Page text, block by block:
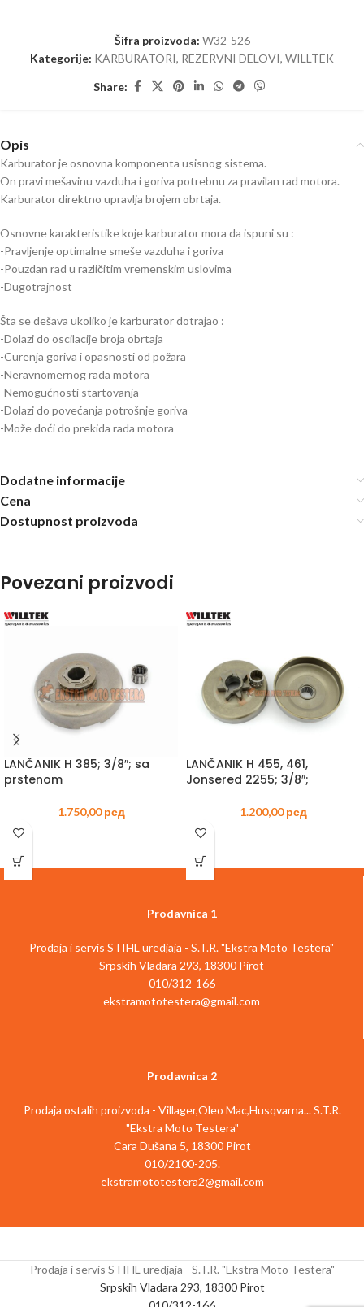
Šifra proizvoda: W32-526
Kategorije: KARBURATORI, REZERVNI DELOVI, WILLTEK
Share:
Opis
Karburator je osnovna komponenta usisnog sistema.
On pravi mešavinu vazduha i goriva potrebnu za pravilan rad motora.
Karburator direktno upravlja brojem obrtaja.
Osnovne karakteristike koje karburator mora da ispuni su :
-Pravljenje optimalne smeše vazduha i goriva
-Pouzdan rad u različitim vremenskim uslovima
-Dugotrajnost
Šta se dešava ukoliko je karburator dotrajao :
-Dolazi do oscilacije broja obrtaja
-Curenja goriva i opasnosti od požara
-Neravnomernog rada motora
-Nemogućnosti startovanja
-Dolazi do povećanja potrošnje goriva
-Može doći do prekida rada motora
Dodatne informacije
Cena
Dostupnost proizvoda
Povezani proizvodi
LANČANIK H 385; 3/8″; sa
prstenom
1.750,00рсд
LANČANIK H 455, 461,
Jonsered 2255; 3/8″;
1.200,00рсд
Prodavnica 1
Prodaja i servis STIHL uredjaja - S.T.R. "Ekstra Moto Testera"
Srpskih Vladara 293, 18300 Pirot
010/312-166
ekstramototestera@gmail.com
Prodavnica 2
Prodaja ostalih proizvoda - Villager,Oleo Mac,Husqvarna... S.T.R.
"Ekstra Moto Testera"
Cara Dušana 5, 18300 Pirot
010/2100-205.
ekstramototestera2@gmail.com
Prodaja i servis STIHL uredjaja - S.T.R. "Ekstra Moto Testera"
Srpskih Vladara 293, 18300 Pirot